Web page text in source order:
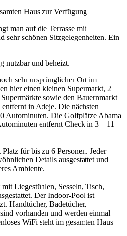
Haus zur Verfügung
man auf die Terrasse mit
sehr schönen Sitzgelegenheiten. Ein
nutzbar und beheizt.
sehr ursprünglicher Ort im
hier einen kleinen Supermarkt, 2
sowie den Bauernmarkt
in Adeje. Die nächsten
Autominuten. Die Golfplätze Abama
entfernt Check in 3 – 11
für bis zu 6 Personen. Jeder
Details ausgestattet und
Ambiente.
Liegestühlen, Sesseln, Tisch,
Der Indoor-Pool ist
Handtücher, Badetücher,
vorhanden und werden einmal
WiFi steht im gesamten Haus